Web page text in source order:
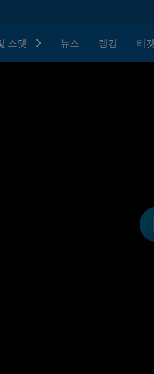
스텟 뉴스 랭킹 티